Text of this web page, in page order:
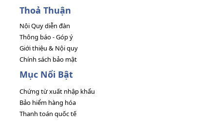
Thoả Thuận
Nội Quy diễn đàn
Thông báo - Góp ý
Giới thiệu & Nội quy
Chính sách bảo mật
Mục Nổi Bật
Chứng từ xuất nhập khẩu
Bảo hiểm hàng hóa
Thanh toán quốc tế